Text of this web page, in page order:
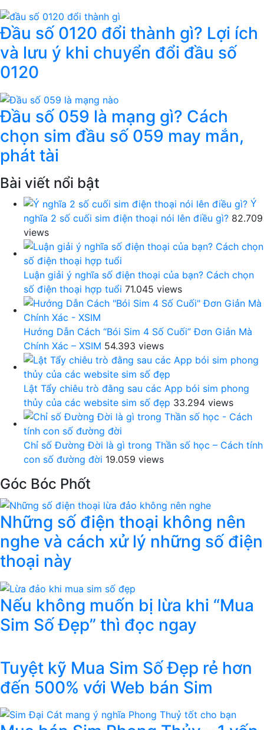
Đầu số 0120 đổi thành gì? Lợi ích
và lưu ý khi chuyển đổi đầu số
0120
Đầu số 059 là mạng gì? Cách
chọn sim đầu số 059 may mắn,
phát tài
Bài viết nổi bật
Ý
nghĩa 2 số cuối sim điện thoại nói lên điều gì? 82.709
views
Luận giải ý nghĩa số điện thoại của bạn? Cách chọn
số điện thoại hợp tuổi 71.045 views
Hướng Dẫn Cách “Bói Sim 4 Số Cuối” Đơn Giản Mà
Chính Xác – XSIM 54.393 views
Lật Tẩy chiêu trò đằng sau các App bói sim phong
thủy của các website sim số đẹp 33.294 views
Chỉ số Đường Đời là gì trong Thần số học – Cách tính
con số đường đời 19.059 views
Góc Bóc Phốt
Những số điện thoại không nên
nghe và cách xử lý những số điện
thoại này
Nếu không muốn bị lừa khi “Mua
Sim Số Đẹp” thì đọc ngay
Tuyệt kỹ Mua Sim Số Đẹp rẻ hơn
đến 500% với Web bán Sim